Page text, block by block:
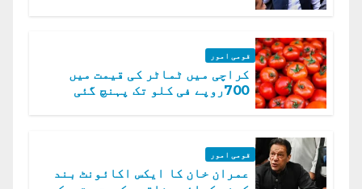
قومی امور
کراچی میں ٹماٹر کی قیمت میں
700روپے فی کلو تک پہنچ گئی
قومی امور
عمران خان کا ایکس اکائونٹ بند